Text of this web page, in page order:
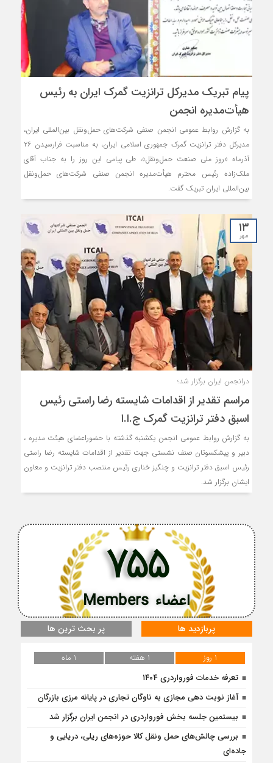
پیام تبریک مدیرکل ترانزیت گمرک ایران به رئیس
هیأت‌مدیره انجمن
به گزارش روابط عمومی انجمن صنفی شرکت‌های حمل‌ونقل بین‌المللی ایران،
مدیرکل دفتر ترانزیت گمرک جمهوری اسلامی ایران، به مناسبت فرارسیدن ۲۶
آذرماه «روز ملی صنعت حمل‌ونقل»، طی پیامی این روز را به جناب آقای
ملک‌زاده رئیس محترم هیأت‌مدیره انجمن صنفی شرکت‌های حمل‌ونقل
بین‌المللی ایران تبریک گفت.
۱۳
مهر
درانجمن ایران برگزار شد؛
مراسم تقدیر از اقدامات شایسته رضا راستی رئیس
اسبق دفتر ترانزیت گمرک ج.ا.ا
به گزارش روابط عمومی انجمن یکشنبه گذشته با حضوراعضای هیئت مدیره ،
دبیر و پیشکسوتان صنف نشستی جهت تقدیر از اقدامات شایسته رضا راستی
رئیس اسبق دفتر ترانزیت و چنگیز خناری رئیس منتصب دفتر ترانزیت و معاون
ایشان برگزار شد.
اعضاء Members
755
پربازدید ها پر بحث ترین ها
1 روز 1 هفته
1 ماه
تعرفه خدمات فورواردری ۱۴۰4
آغاز نوبت دهی مجازی به ناوگان تجاری در پایانه مرزی بازرگان
بیستمین جلسه بخش فورواردری در انجمن ایران برگزار شد
بررسی چالش‌های حمل ونقل کالا حوزه‌های ریلی، دریایی و
جاده‌ای